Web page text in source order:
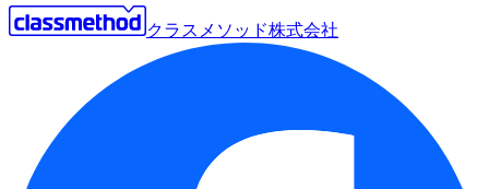
クラスメソッド株式会社